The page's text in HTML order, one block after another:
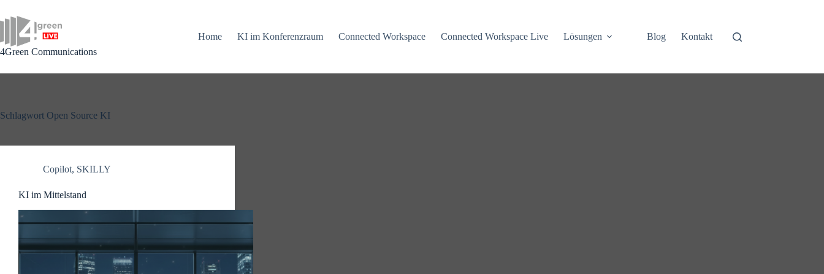
Inhalt
springen
4Green Communications
Home KI im Konferenzraum Connected Workspace Connected Workspace Live Lösungen Blog Kontakt
Schlagwort Open Source KI
Copilot, SKILLY
KI im Mittelstand